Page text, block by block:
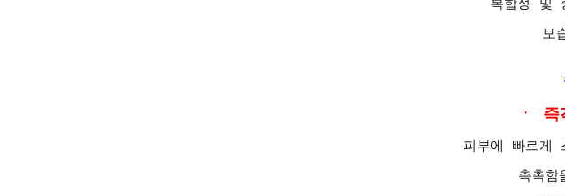
복합성 및
보
ㆍ
피부에 빠르게
촉촉